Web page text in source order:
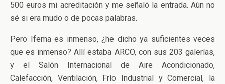
500 euros mi acreditación y me señaló la entrada. Aún no
sé si era mudo o de pocas palabras.
Pero Ifema es inmenso, ¿he dicho ya suficientes veces
que es inmenso? Allí estaba ARCO, con sus 203 galerías,
y el Salón Internacional de Aire Acondicionado,
Calefacción, Ventilación, Frío Industrial y Comercial, la